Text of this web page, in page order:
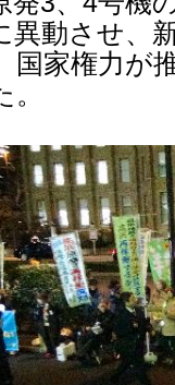
異動させ、
国家権力が